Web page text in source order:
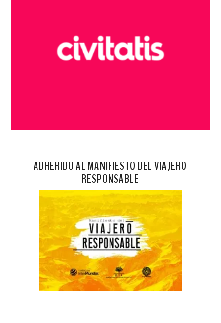
ADHERIDO AL MANIFIESTO DEL VIAJERO
RESPONSABLE